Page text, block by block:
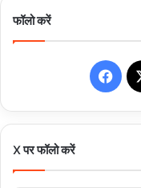
फॉलो करें
X पर फॉलो करें